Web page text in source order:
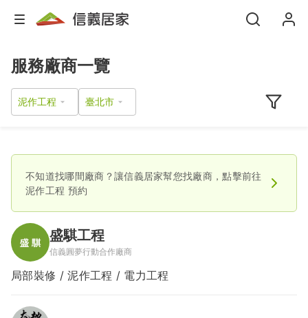
服務廠商一覽
泥作工程
不知道找哪間廠商？讓信義居家幫您找廠商，點擊前往
泥作工程 預約
盛騏工程
信義圓夢行動合作廠商
局部裝修 / 泥作工程 / 電力工程